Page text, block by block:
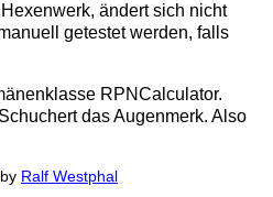
ändert sich nicht
getestet werden, falls
RPNCalculator.
das Augenmerk. Also
by Ralf Westphal